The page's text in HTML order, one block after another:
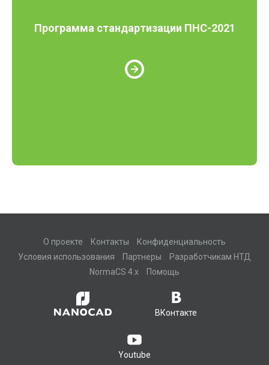
Программа стандартизации ПНС-2021
О проекте Контакты
Конфиденциальность
Условия использования
Партнеры
Разработчикам НТД
NormaCS 4.x
Помощь
ВКонтакте
Youtube